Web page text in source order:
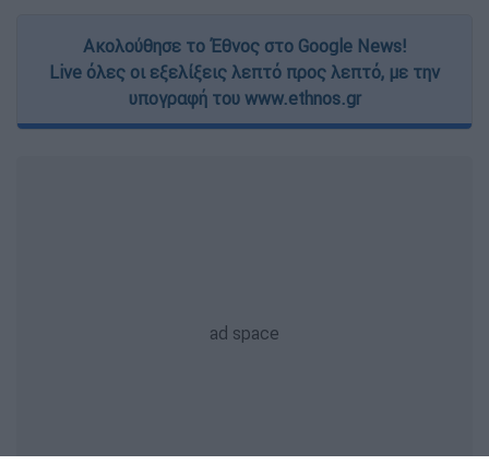
Ακολούθησε το Έθνος στο Google News!
Live όλες οι εξελίξεις λεπτό προς λεπτό, με την
υπογραφή του www.ethnos.gr